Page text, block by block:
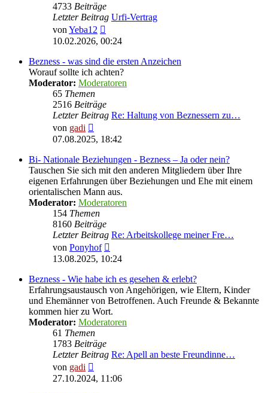
4733 Beiträge
Letzter Beitrag Urfi-Vertrag
von Yeba12
Beitrag
10.02.2026, 00:24
Bezness - was sind die ersten Anzeichen
Worauf sollte ich achten?
Moderator: Moderatoren
65 Themen
2516 Beiträge
Letzter Beitrag Re: Haltung von Beznessern zu…
von gadi
Beitrag
07.08.2025, 18:42
Bi- Nationale Beziehungen - Bezness – Ja oder nein?
Tauschen Sie sich mit den anderen Mitgliedern über Ihre
eigenen Erfahrungen über Beziehungen und Ehe mit einem
orientalischen Mann aus.
Moderator: Moderatoren
154 Themen
8160 Beiträge
Letzter Beitrag Re: Arbeitskollege meiner Fre…
von Ponyhof
Beitrag
13.08.2025, 10:24
Bezness - Wie habe ich es gesehen & erlebt?
Erfahrungsaustausch von Angehörigen, wie Eltern, Kinder
und Ehemänner von Betroffenen. Auch Freunde & Bekannte
kommen hier zu Wort.
Moderator: Moderatoren
61 Themen
1783 Beiträge
Letzter Beitrag Re: Apell an beste Freundinne…
von gadi
Beitrag
27.10.2024, 11:06